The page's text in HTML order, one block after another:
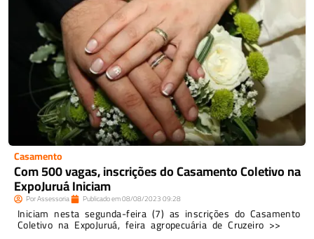
Casamento
Com 500 vagas, inscrições do Casamento Coletivo na
ExpoJuruá Iniciam
PorAssessoria Publicado em08/08/202309:28
Iniciam nesta segunda-feira (7) as inscrições do Casamento
Coletivo na ExpoJuruá, feira agropecuária de Cruzeiro >>